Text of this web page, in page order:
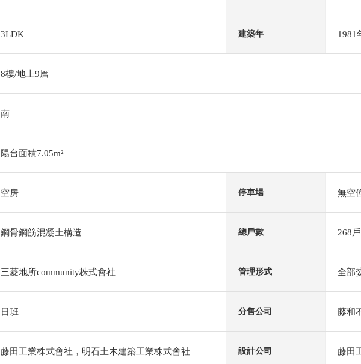
3LDK 建築年 1981
8樓/地上9層
南
陽台面積7.05m²
空房 停車場 無空
鋼骨鋼筋混凝土構造 總戶數 268戶
三菱地所community株式會社 管理形式 全部
日班 分售公司 藤和
藤田工業株式會社，明石土木建築工業株式會社 設計公司 藤田